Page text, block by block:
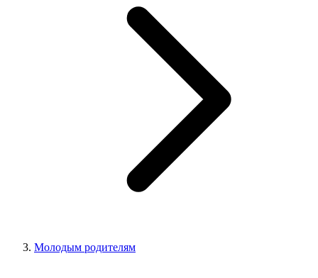
Молодым родителям